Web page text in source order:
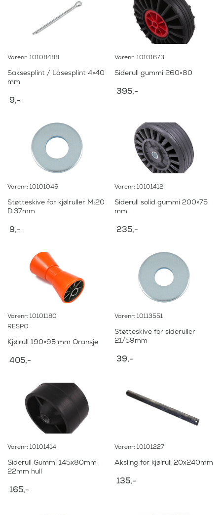
Varenr: 10108488
Saksesplint / Låsesplint 4×40
mm
9,-
Varenr: 10101673
Siderull gummi 260×80
395,-
Varenr: 10101046
Støtteskive for kjølruller M:20
D:37mm
9,-
Varenr: 10101412
Siderull solid gummi 200×75
mm
235,-
Varenr: 10101180
RESPO
Kjølrull 190×95 mm Oransje
405,-
Varenr: 10113551
Støtteskive for sideruller
21/59mm
39,-
Varenr: 10101414
Siderull Gummi 145x80mm
22mm hull
165,-
Varenr: 10101227
Aksling for kjølrull 20x240mm
135,-